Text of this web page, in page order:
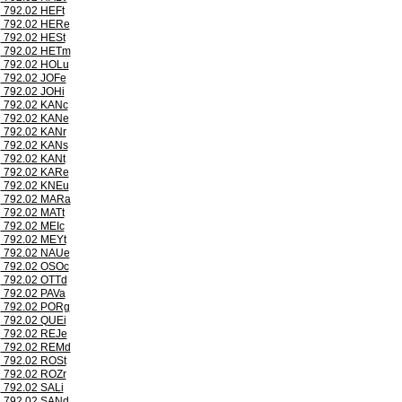
792.02 HEFt
792.02 HERe
792.02 HESt
792.02 HETm
792.02 HOLu
792.02 JOFe
792.02 JOHi
792.02 KANc
792.02 KANe
792.02 KANr
792.02 KANs
792.02 KANt
792.02 KARe
792.02 KNEu
792.02 MARa
792.02 MATt
792.02 MEIc
792.02 MEYt
792.02 NAUe
792.02 OSOc
792.02 OTTd
792.02 PAVa
792.02 PORg
792.02 QUEi
792.02 REJe
792.02 REMd
792.02 ROSt
792.02 ROZr
792.02 SALi